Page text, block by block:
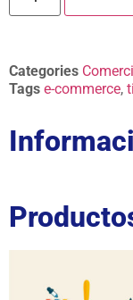
Categories
Tags e-commerce,